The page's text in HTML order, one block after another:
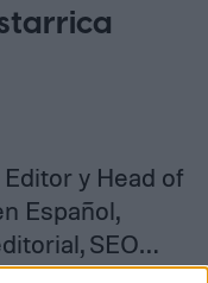
y Head of
Español,
SEO…